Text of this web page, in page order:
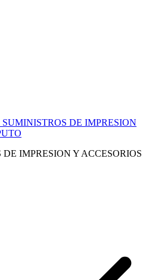
DE IMPRESION
IMPRESION Y ACCESORIOS